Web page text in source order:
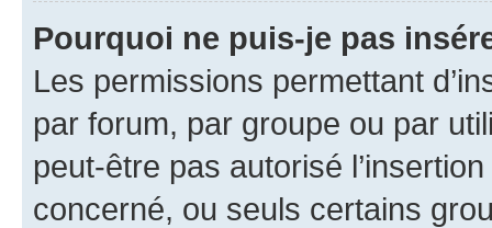
Pourquoi ne puis-je pas
Les permissions permettant
par forum, par groupe ou par
peut-être pas autorisé
concerné, ou seuls certains